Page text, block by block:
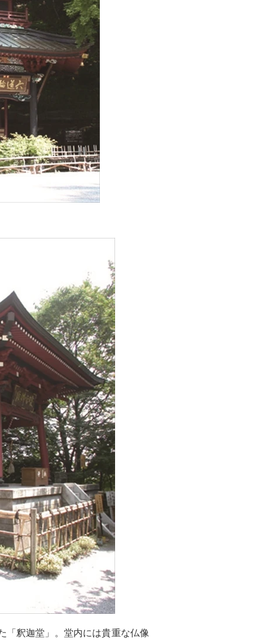
「釈迦堂」。堂内には貴重な仏像